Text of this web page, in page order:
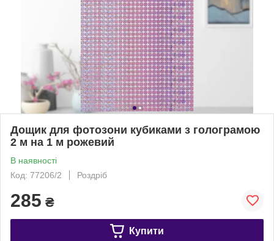
Дощик для фотозони кубиками з голограмою
2 м на 1 м рожевий
В наявності
Код: 77206/2
Роздріб
285 ₴
Купити